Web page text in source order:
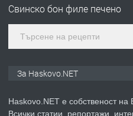
Свинско бон филе печено
За Haskovo.NET
Haskovo.NET е собственост
Всички статии, репортажи,